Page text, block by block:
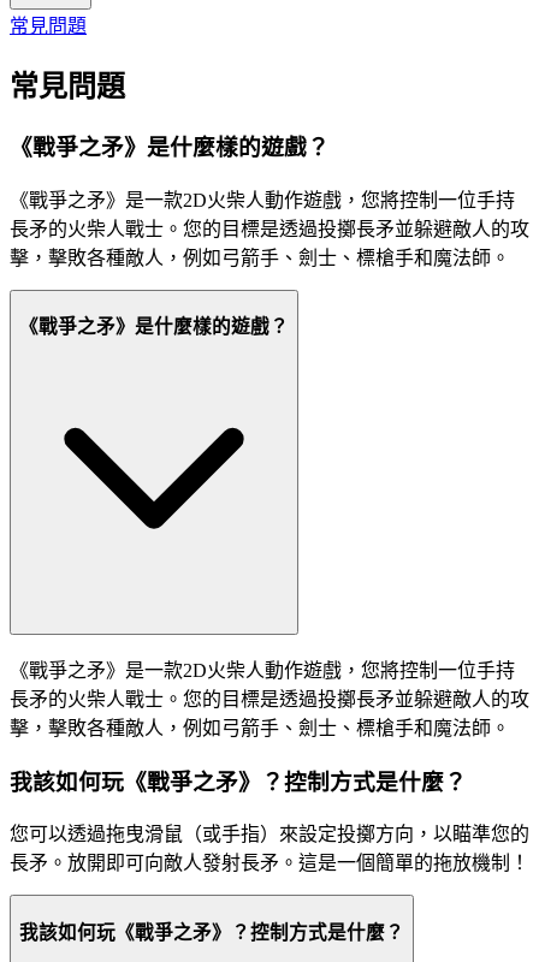
常見問題
常見問題
《戰爭之矛》是什麼樣的遊戲？
《戰爭之矛》是一款2D火柴人動作遊戲，您將控制一位手持
長矛的火柴人戰士。您的目標是透過投擲長矛並躲避敵人的攻
擊，擊敗各種敵人，例如弓箭手、劍士、標槍手和魔法師。
《戰爭之矛》是什麼樣的遊戲？
《戰爭之矛》是一款2D火柴人動作遊戲，您將控制一位手持
長矛的火柴人戰士。您的目標是透過投擲長矛並躲避敵人的攻
擊，擊敗各種敵人，例如弓箭手、劍士、標槍手和魔法師。
我該如何玩《戰爭之矛》？控制方式是什麼？
您可以透過拖曳滑鼠（或手指）來設定投擲方向，以瞄準您的
長矛。放開即可向敵人發射長矛。這是一個簡單的拖放機制！
我該如何玩《戰爭之矛》？控制方式是什麼？